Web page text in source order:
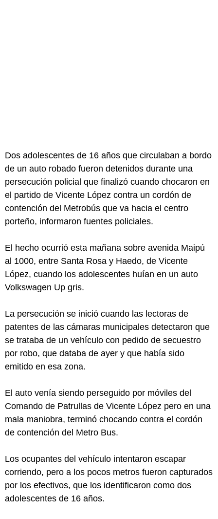
Dos adolescentes de 16 años que circulaban a bordo
de un auto robado fueron detenidos durante una
persecución policial que finalizó cuando chocaron en
el partido de Vicente López contra un cordón de
contención del Metrobús que va hacia el centro
porteño, informaron fuentes policiales.
El hecho ocurrió esta mañana sobre avenida Maipú
al 1000, entre Santa Rosa y Haedo, de Vicente
López, cuando los adolescentes huían en un auto
Volkswagen Up gris.
La persecución se inició cuando las lectoras de
patentes de las cámaras municipales detectaron que
se trataba de un vehículo con pedido de secuestro
por robo, que databa de ayer y que había sido
emitido en esa zona.
El auto venía siendo perseguido por móviles del
Comando de Patrullas de Vicente López pero en una
mala maniobra, terminó chocando contra el cordón
de contención del Metro Bus.
Los ocupantes del vehículo intentaron escapar
corriendo, pero a los pocos metros fueron capturados
por los efectivos, que los identificaron como dos
adolescentes de 16 años.